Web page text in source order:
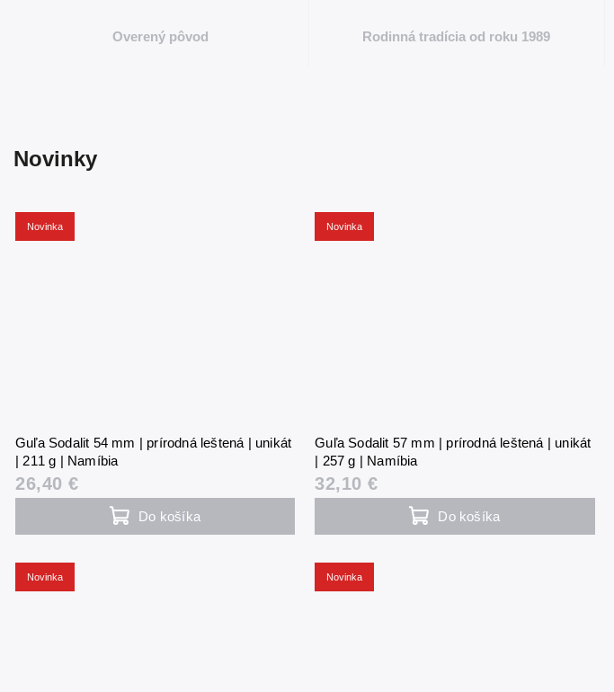
Overený pôvod Rodinná tradícia od roku 1989
Novinky
Novinka
Guľa Sodalit 54 mm | prírodná leštená | unikát
| 211 g | Namíbia
26,40 €
Do košíka
Novinka
Guľa Sodalit 57 mm | prírodná leštená | unikát
| 257 g | Namíbia
32,10 €
Do košíka
Novinka Novinka